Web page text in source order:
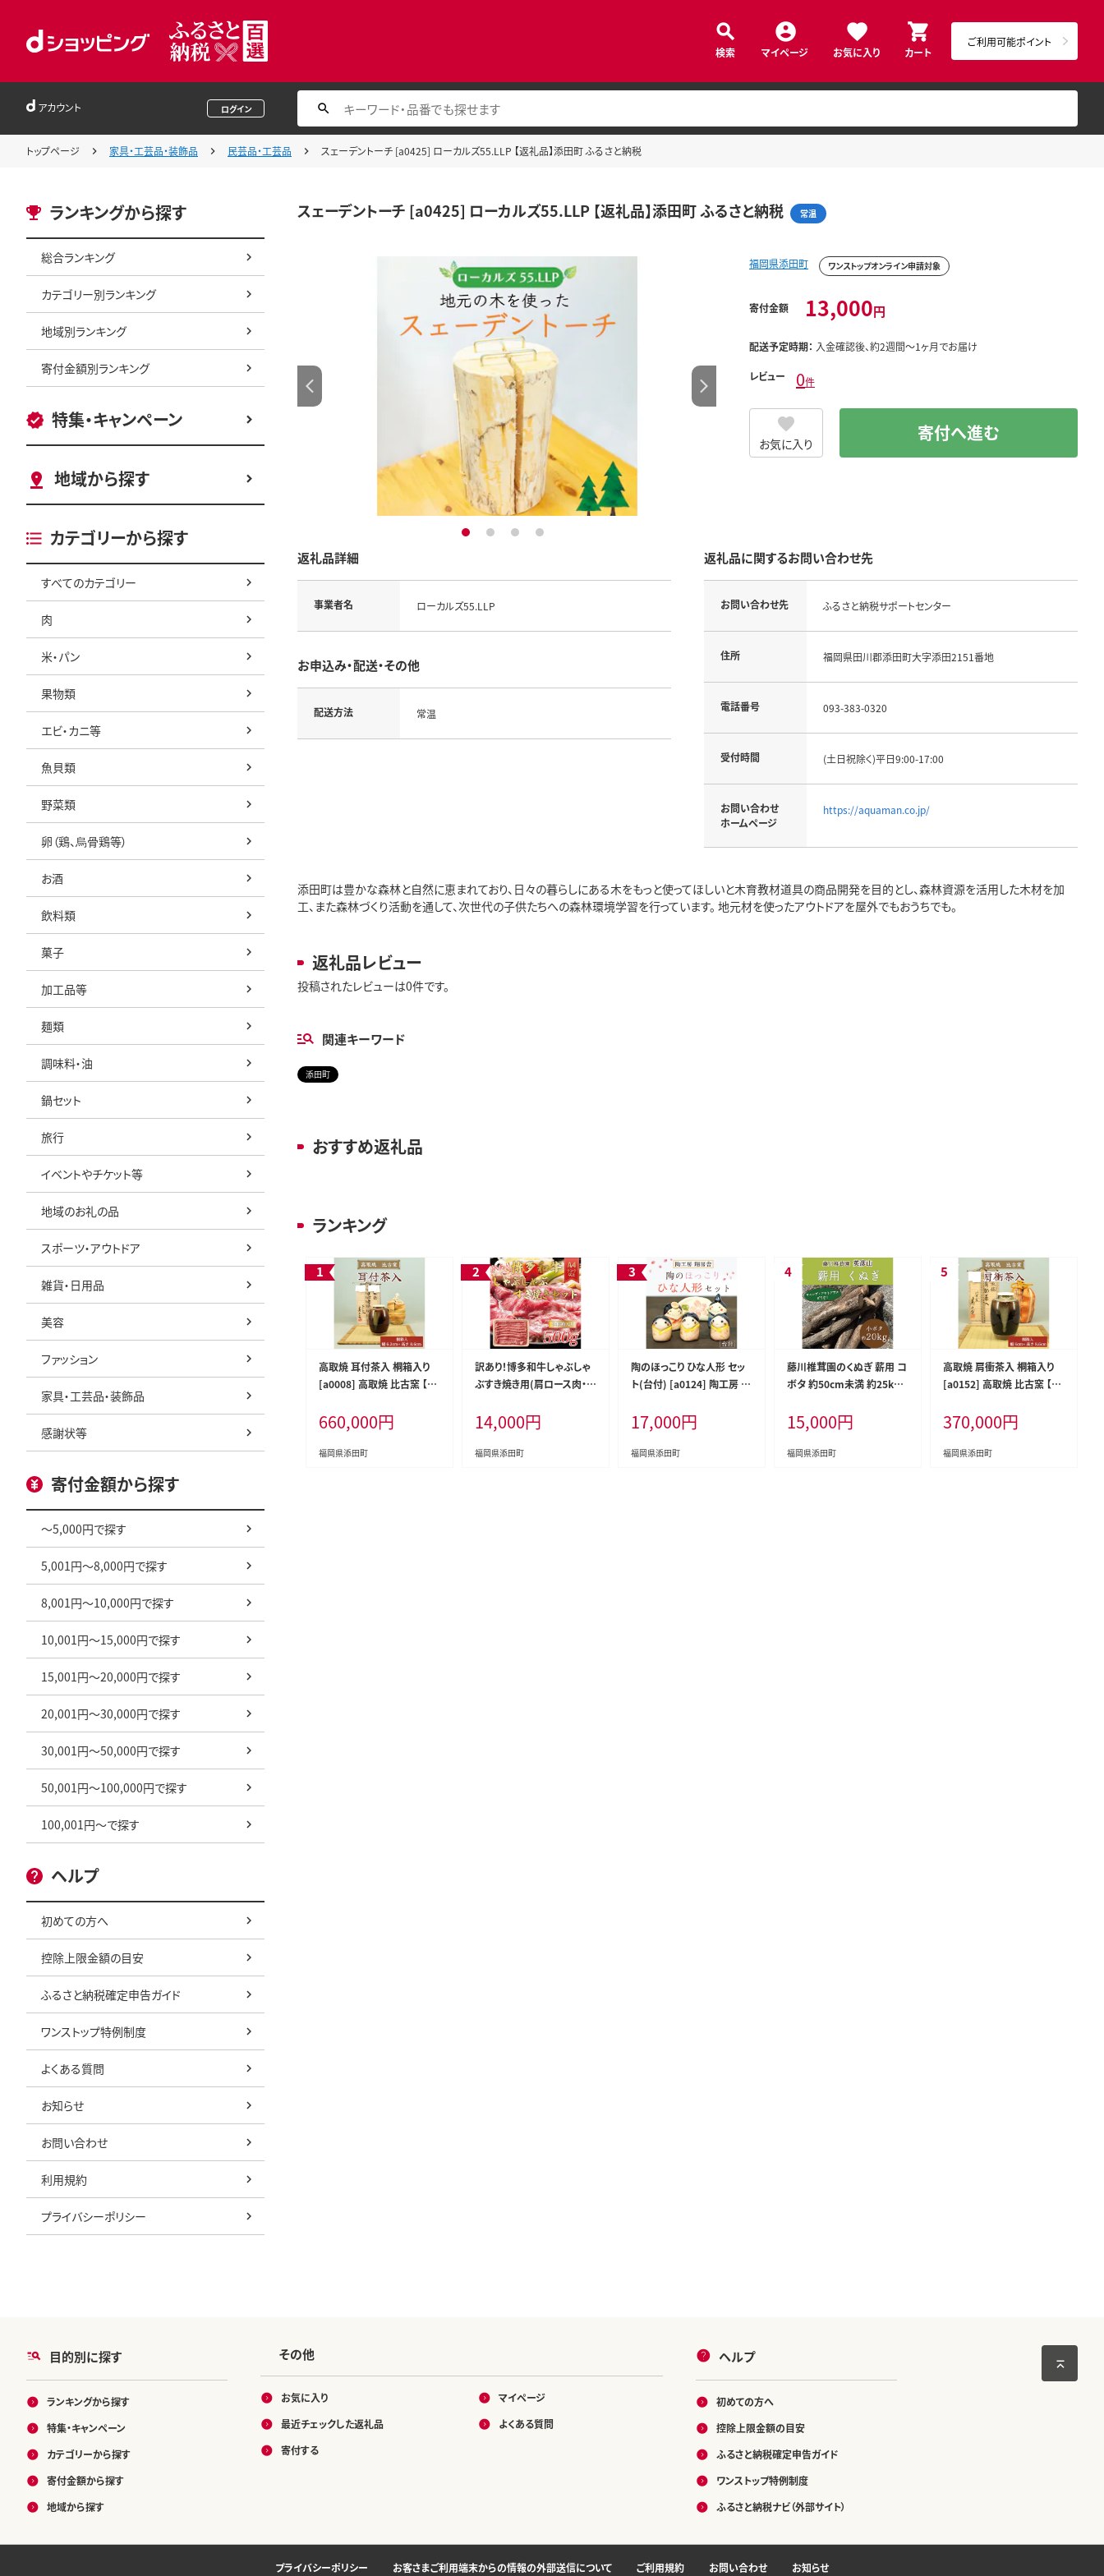
検索 マイページ お気に入り カート
ご利用可能ポイント
アカウント ログイン
トップページ 家具・工芸品・装飾品 民芸品・工芸品 スェーデントーチ [a0425] ローカルズ55.LLP 【返礼品】添田町 ふるさと納税
ランキングから探す
総合ランキング
カテゴリー別ランキング
地域別ランキング
寄付金額別ランキング
特集・キャンペーン
地域から探す
カテゴリーから探す
すべてのカテゴリー
肉
米・パン
果物類
エビ・カニ等
魚貝類
野菜類
卵（鶏、烏骨鶏等）
お酒
飲料類
菓子
加工品等
麺類
調味料・油
鍋セット
旅行
イベントやチケット等
地域のお礼の品
スポーツ・アウトドア
雑貨・日用品
美容
ファッション
家具・工芸品・装飾品
感謝状等
寄付金額から探す
～5,000円で探す
5,001円～8,000円で探す
8,001円～10,000円で探す
10,001円～15,000円で探す
15,001円～20,000円で探す
20,001円～30,000円で探す
30,001円～50,000円で探す
50,001円～100,000円で探す
100,001円～で探す
ヘルプ
初めての方へ
控除上限金額の目安
ふるさと納税確定申告ガイド
ワンストップ特例制度
よくある質問
お知らせ
お問い合わせ
利用規約
プライバシーポリシー
スェーデントーチ [a0425] ローカルズ55.LLP 【返礼品】添田町 ふるさと納税 常温
1 2 3 4
福岡県添田町 ワンストップオンライン申請対象
寄付金額 13,000円
配送予定時期： 入金確認後、約2週間～1ヶ月でお届け
レビュー 0件
お気に入り 寄付へ進む
返礼品詳細
事業者名 ローカルズ55.LLP
お申込み・配送・その他
配送方法 常温
返礼品に関するお問い合わせ先
お問い合わせ先 ふるさと納税サポートセンター
住所 福岡県田川郡添田町大字添田2151番地
電話番号 093-383-0320
受付時間 (土日祝除く)平日9:00-17:00
お問い合わせ
ホームページ
https://aquaman.co.jp/
添田町は豊かな森林と自然に恵まれており、日々の暮らしにある木をもっと使ってほしいと木育教材道具の商品開発を目的とし、森林資源を活用した木材を加
工、また森林づくり活動を通して、次世代の子供たちへの森林環境学習を行っています。 地元材を使ったアウトドアを屋外でもおうちでも。
返礼品レビュー
投稿されたレビューは0件です。
関連キーワード
添田町
おすすめ返礼品
ランキング
高取焼 耳付茶入 桐箱入り
[a0008] 高取焼 比古窯 【返
660,000円
福岡県添田町
訳あり！博多和牛しゃぶしゃ
ぶすき焼き用(肩ロース肉・
081] 株式会社Meat Plus
※配送不可：離島【返礼品】
添田町 ふるさと納税
14,000円
福岡県添田町
陶のほっこり ひな人形 セッ
ト(台付) [a0124] 陶工房 翔
と納税
17,000円
福岡県添田町
藤川椎茸園のくぬぎ 薪用 コ
ボタ 約50cm未満 約25kg
品】添田町 ふるさと納税
15,000円
福岡県添田町
高取焼 肩衝茶入 桐箱入り
[a0152] 高取焼 比古窯 【返
370,000円
福岡県添田町
目的別に探す
ランキングから探す
特集・キャンペーン
カテゴリーから探す
寄付金額から探す
地域から探す
その他
お気に入り
最近チェックした返礼品
寄付する
マイページ
よくある質問
ヘルプ
初めての方へ
控除上限金額の目安
ふるさと納税確定申告ガイド
ワンストップ特例制度
ふるさと納税ナビ（外部サイト）
プライバシーポリシー お客さまご利用端末からの情報の外部送信について ご利用規約 お問い合わせ お知らせ